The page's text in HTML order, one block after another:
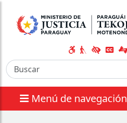
Menú de navegación